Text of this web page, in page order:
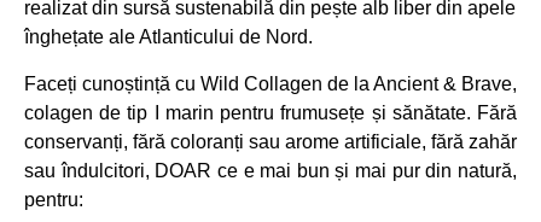
realizat din sursă sustenabilă din pește alb liber din apele
înghețate ale Atlanticului de Nord.
Faceți cunoștință cu Wild Collagen de la Ancient & Brave,
colagen de tip I marin pentru frumusețe și sănătate. Fără
conservanți, fără coloranți sau arome artificiale, fără zahăr
sau îndulcitori, DOAR ce e mai bun și mai pur din natură,
pentru: